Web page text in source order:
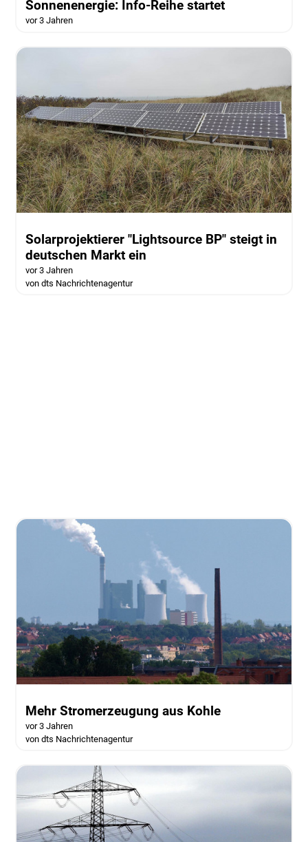
Sonnenenergie: Info-Reihe startet
vor 3 Jahren
Solarprojektierer "Lightsource BP" steigt in
deutschen Markt ein
vor 3 Jahren
von dts Nachrichtenagentur
Mehr Stromerzeugung aus Kohle
vor 3 Jahren
von dts Nachrichtenagentur